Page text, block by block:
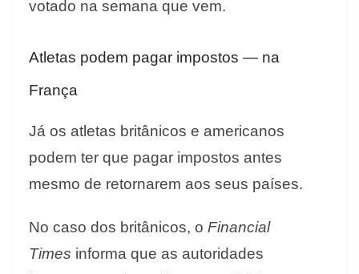
votado na semana que vem.
Atletas podem pagar impostos — na
França
Já os atletas britânicos e americanos
podem ter que pagar impostos antes
mesmo de retornarem aos seus países.
No caso dos britânicos, o Financial
Times informa que as autoridades